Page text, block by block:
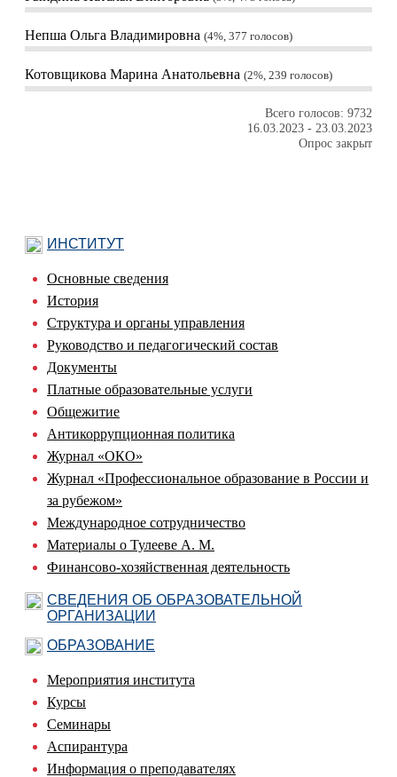
Непша Ольга Владимировна 4%, 377 голосов
Котовщикова Марина Анатольевна 2%, 239 голосов
Всего голосов: 9732
16.03.2023 - 23.03.2023
Опрос закрыт
ИНСТИТУТ
Основные сведения
История
Структура и органы управления
Руководство и педагогический состав
Документы
Платные образовательные услуги
Общежитие
Антикоррупционная политика
Журнал «ОКО»
Журнал «Профессиональное образование в России и
за рубежом»
Международное сотрудничество
Материалы о Тулееве А. М.
Финансово-хозяйственная деятельность
СВЕДЕНИЯ ОБ ОБРАЗОВАТЕЛЬНОЙ
ОРГАНИЗАЦИИ
ОБРАЗОВАНИЕ
Мероприятия института
Курсы
Семинары
Аспирантура
Информация о преподавателях